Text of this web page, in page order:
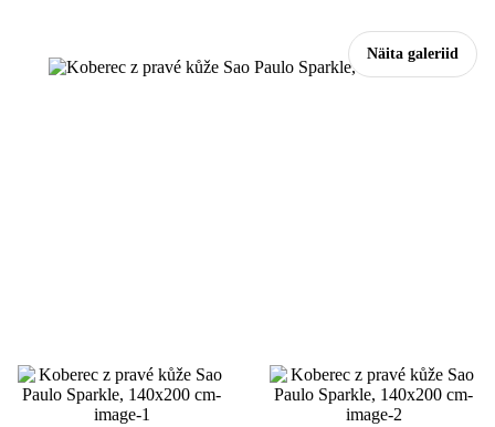
Näita galeriid